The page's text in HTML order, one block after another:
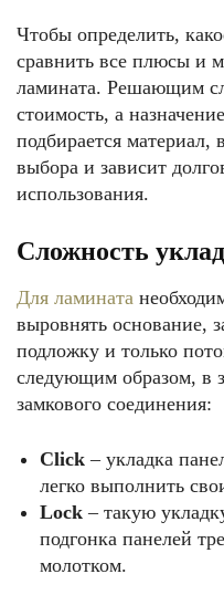
Чтобы определить,
сравнить все плюсы и
ламината. Решающим
стоимость, а
подбирается материал,
выбора и зависит
использования.
Сложность
Для ламината
выровнять основание,
подложку и только
следующим образом, в
замкового соединения:
Click – укладка
легко выполнить
Lock – такую
подгонка панелей
молотком.